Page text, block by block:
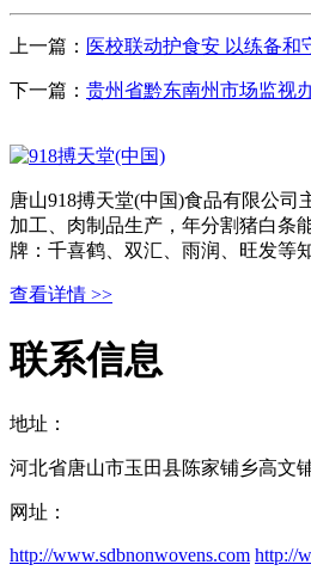
上一篇： 医校联动护食安 以练备和
下一篇： 贵州省黔东南州市场监视
唐山918搏天堂(中国)食品有限公司
加工、肉制品生产，年分割猪白条
牌：千喜鹤、双汇、雨润、旺发等
查看详情 >>
联系信息
地址：
河北省唐山市玉田县陈家铺乡高文
网址：
http://www.sdbnonwovens.com http://